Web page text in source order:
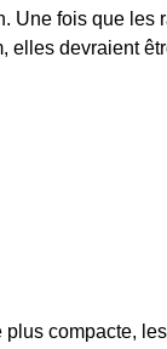
Une fois que les
elles devraient
compacte,